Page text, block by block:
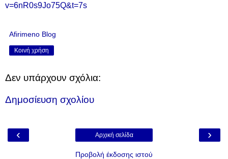
v=6nR0s9Jo75Q&t=7s
Afirimeno Blog
Κοινή χρήση
Δεν υπάρχουν σχόλια:
Δημοσίευση σχολίου
‹ ›
Αρχική σελίδα
Προβολή έκδοσης ιστού